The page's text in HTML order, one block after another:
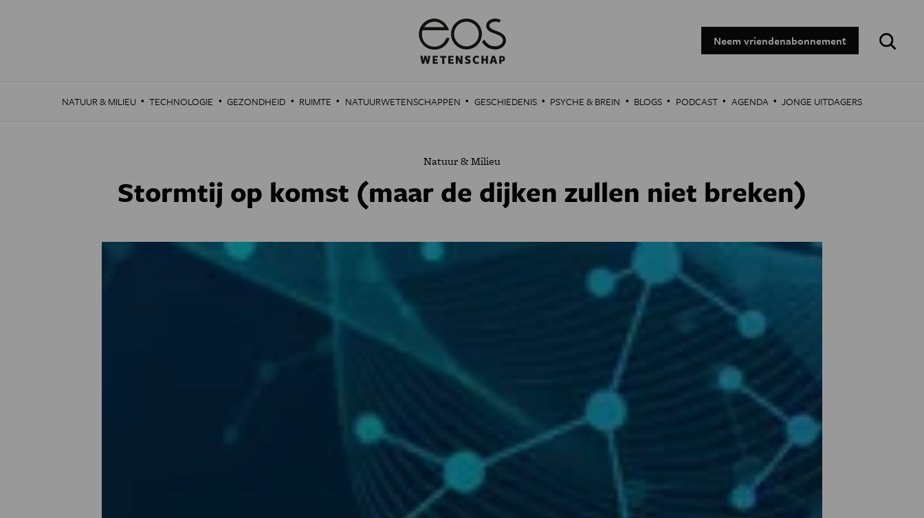
Neem vriendenabonnement
Zoeken:
NATUUR & MILIEU · TECHNOLOGIE · GEZONDHEID · RUIMTE · NATUURWETENSCHAPPEN · GESCHIEDENIS · PSYCHE & BREIN · BLOGS · PODCAST · AGENDA · JONGE UITDAGERS
Natuur & Milieu
Stormtij op komst (maar de dijken zullen niet breken)